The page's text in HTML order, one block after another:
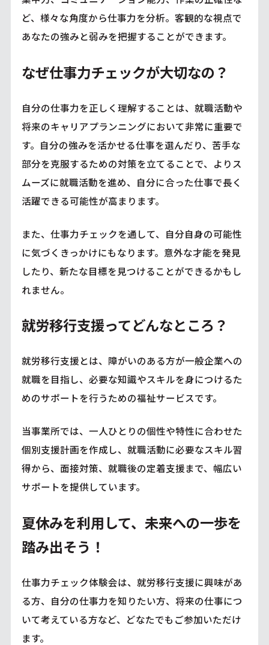
ど、様々な角度から仕事力を分析。客観的な視点で
あなたの強みと弱みを把握することができます。
なぜ仕事力チェックが大切なの？
自分の仕事力を正しく理解することは、就職活動や
将来のキャリアプランニングにおいて非常に重要で
す。自分の強みを活かせる仕事を選んだり、苦手な
部分を克服するための対策を立てることで、よりス
ムーズに就職活動を進め、自分に合った仕事で長く
活躍できる可能性が高まります。
また、仕事力チェックを通して、自分自身の可能性
に気づくきっかけにもなります。意外な才能を発見
したり、新たな目標を見つけることができるかもし
れません。
就労移行支援ってどんなところ？
就労移行支援とは、障がいのある方が一般企業への
就職を目指し、必要な知識やスキルを身につけるた
めのサポートを行うための福祉サービスです。
当事業所では、一人ひとりの個性や特性に合わせた
個別支援計画を作成し、就職活動に必要なスキル習
得から、面接対策、就職後の定着支援まで、幅広い
サポートを提供しています。
夏休みを利用して、未来への一歩を
踏み出そう！
仕事力チェック体験会は、就労移行支援に興味があ
る方、自分の仕事力を知りたい方、将来の仕事につ
いて考えている方など、どなたでもご参加いただけ
ます。